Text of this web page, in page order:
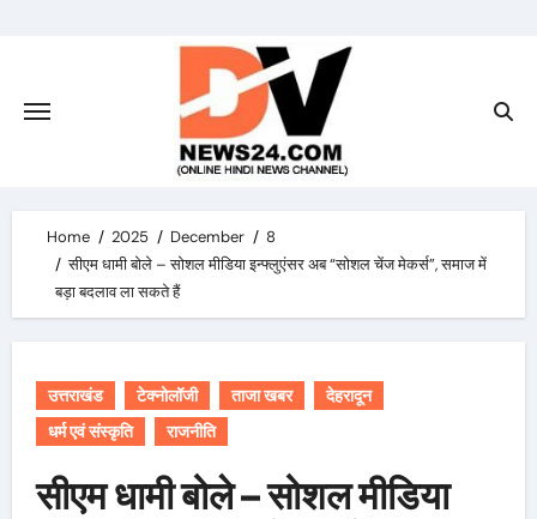
Home 2025 December
8
सीएम धामी बोले – सोशल मीडिया इन्फ्लुएंसर अब “सोशल चेंज मेकर्स”, समाज में
बड़ा बदलाव ला सकते हैं
उत्तराखंड टेक्नोलॉजी ताजा खबर
देहरादून
धर्म एवं संस्कृति
राजनीति
सीएम धामी बोले – सोशल मीडिया